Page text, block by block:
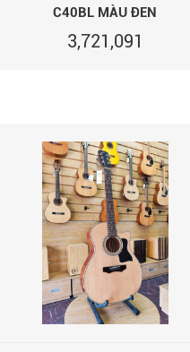
C40BL MÀU ĐEN
3,721,091